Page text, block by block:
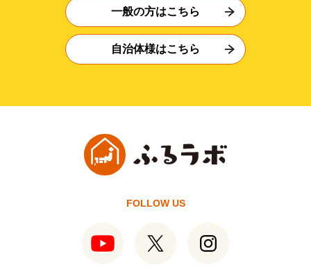
一般の方はこちら
自治体様はこちら
FOLLOW US